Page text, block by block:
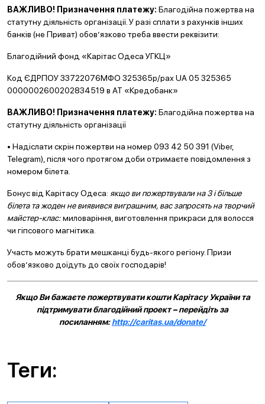
ВАЖЛИВО! Призначення платежу: Благодійна пожертва на
статутну діяльність організації. У разі сплати з рахунків інших
банків (не Приват) обов’язково треба ввести реквізити:
Благодійний фонд «Карітас Одеса УГКЦ»
Код ЄДРПОУ 33722076МФО 325365р/рах UA 05 325365
0000002600202834519 в АТ «Кредобанк»
ВАЖЛИВО! Призначення платежу: Благодійна пожертва на
статутну діяльність організації
• Надіслати скрін пожертви на номер 093 42 50 391 (Viber,
Telegram), після чого протягом доби отримаєте повідомлення з
номером білета.
Бонус від Карітасу Одеса: якщо ви пожертвували на 3 і більше
білета та жоден не виявився виграшним, вас запросять на творчий
майстер-клас:миловаріння, виготовлення прикраси для волосся
чи гіпсового магнітика.
Участь можуть брати мешканці будь-якого регіону. Призи
обов’язково доїдуть до своїх господарів!
Якщо Ви бажаєте пожертвувати кошти Карітасу України та
підтримувати благодійний проект – перейдіть за
посиланням:http://caritas.ua/donate/
Теги: